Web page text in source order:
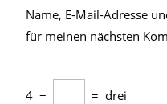
Name, E-Mail-Adresse
für meinen nächsten
4 − = drei